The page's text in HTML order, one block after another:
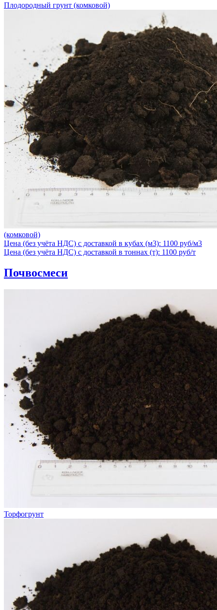
Плодородный грунт (комковой)
(комковой)
Цена (без учёта НДС) с доставкой в кубах (м3): 1100 руб/м3
Цена (без учёта НДС) с доставкой в тоннах (т): 1100 руб/т
Почвосмеси
Торфогрунт